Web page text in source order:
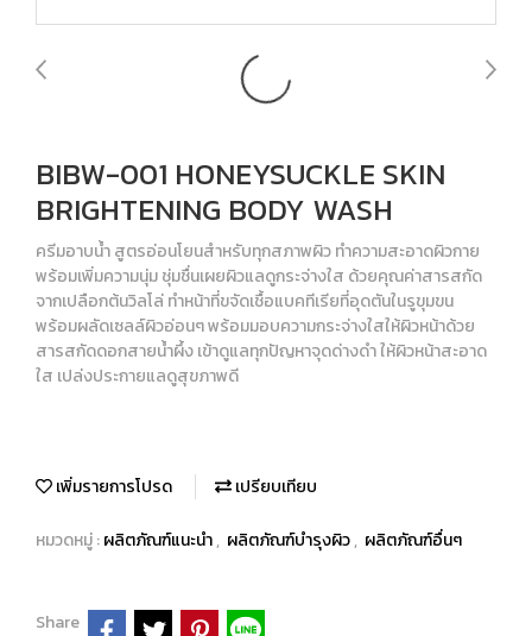
BIBW-001 HONEYSUCKLE SKIN
BRIGHTENING BODY WASH
ครีมอาบน้ำ สูตรอ่อนโยนสำหรับทุกสภาพผิว ทำความสะอาดผิวกาย
พร้อมเพิ่มความนุ่ม ชุ่มชื่นเผยผิวแลดูกระจ่างใส ด้วยคุณค่าสารสกัด
จากเปลือกต้นวิลโล่ ทำหน้าที่ขจัดเชื้อแบคทีเรียที่อุดตันในรูขุมขน
พร้อมผลัดเซลล์ผิวอ่อนๆ พร้อมมอบความกระจ่างใสให้ผิวหน้าด้วย
สารสกัดดอกสายน้ำผึ้ง เข้าดูแลทุกปัญหาจุดด่างดำ ให้ผิวหน้าสะอาด
ใส เปล่งประกายแลดูสุขภาพดี
เพิ่มรายการโปรด เปรียบเทียบ
หมวดหมู่ :ผลิตภัณฑ์แนะนำ, ผลิตภัณฑ์บำรุงผิว, ผลิตภัณฑ์อื่นๆ
Share